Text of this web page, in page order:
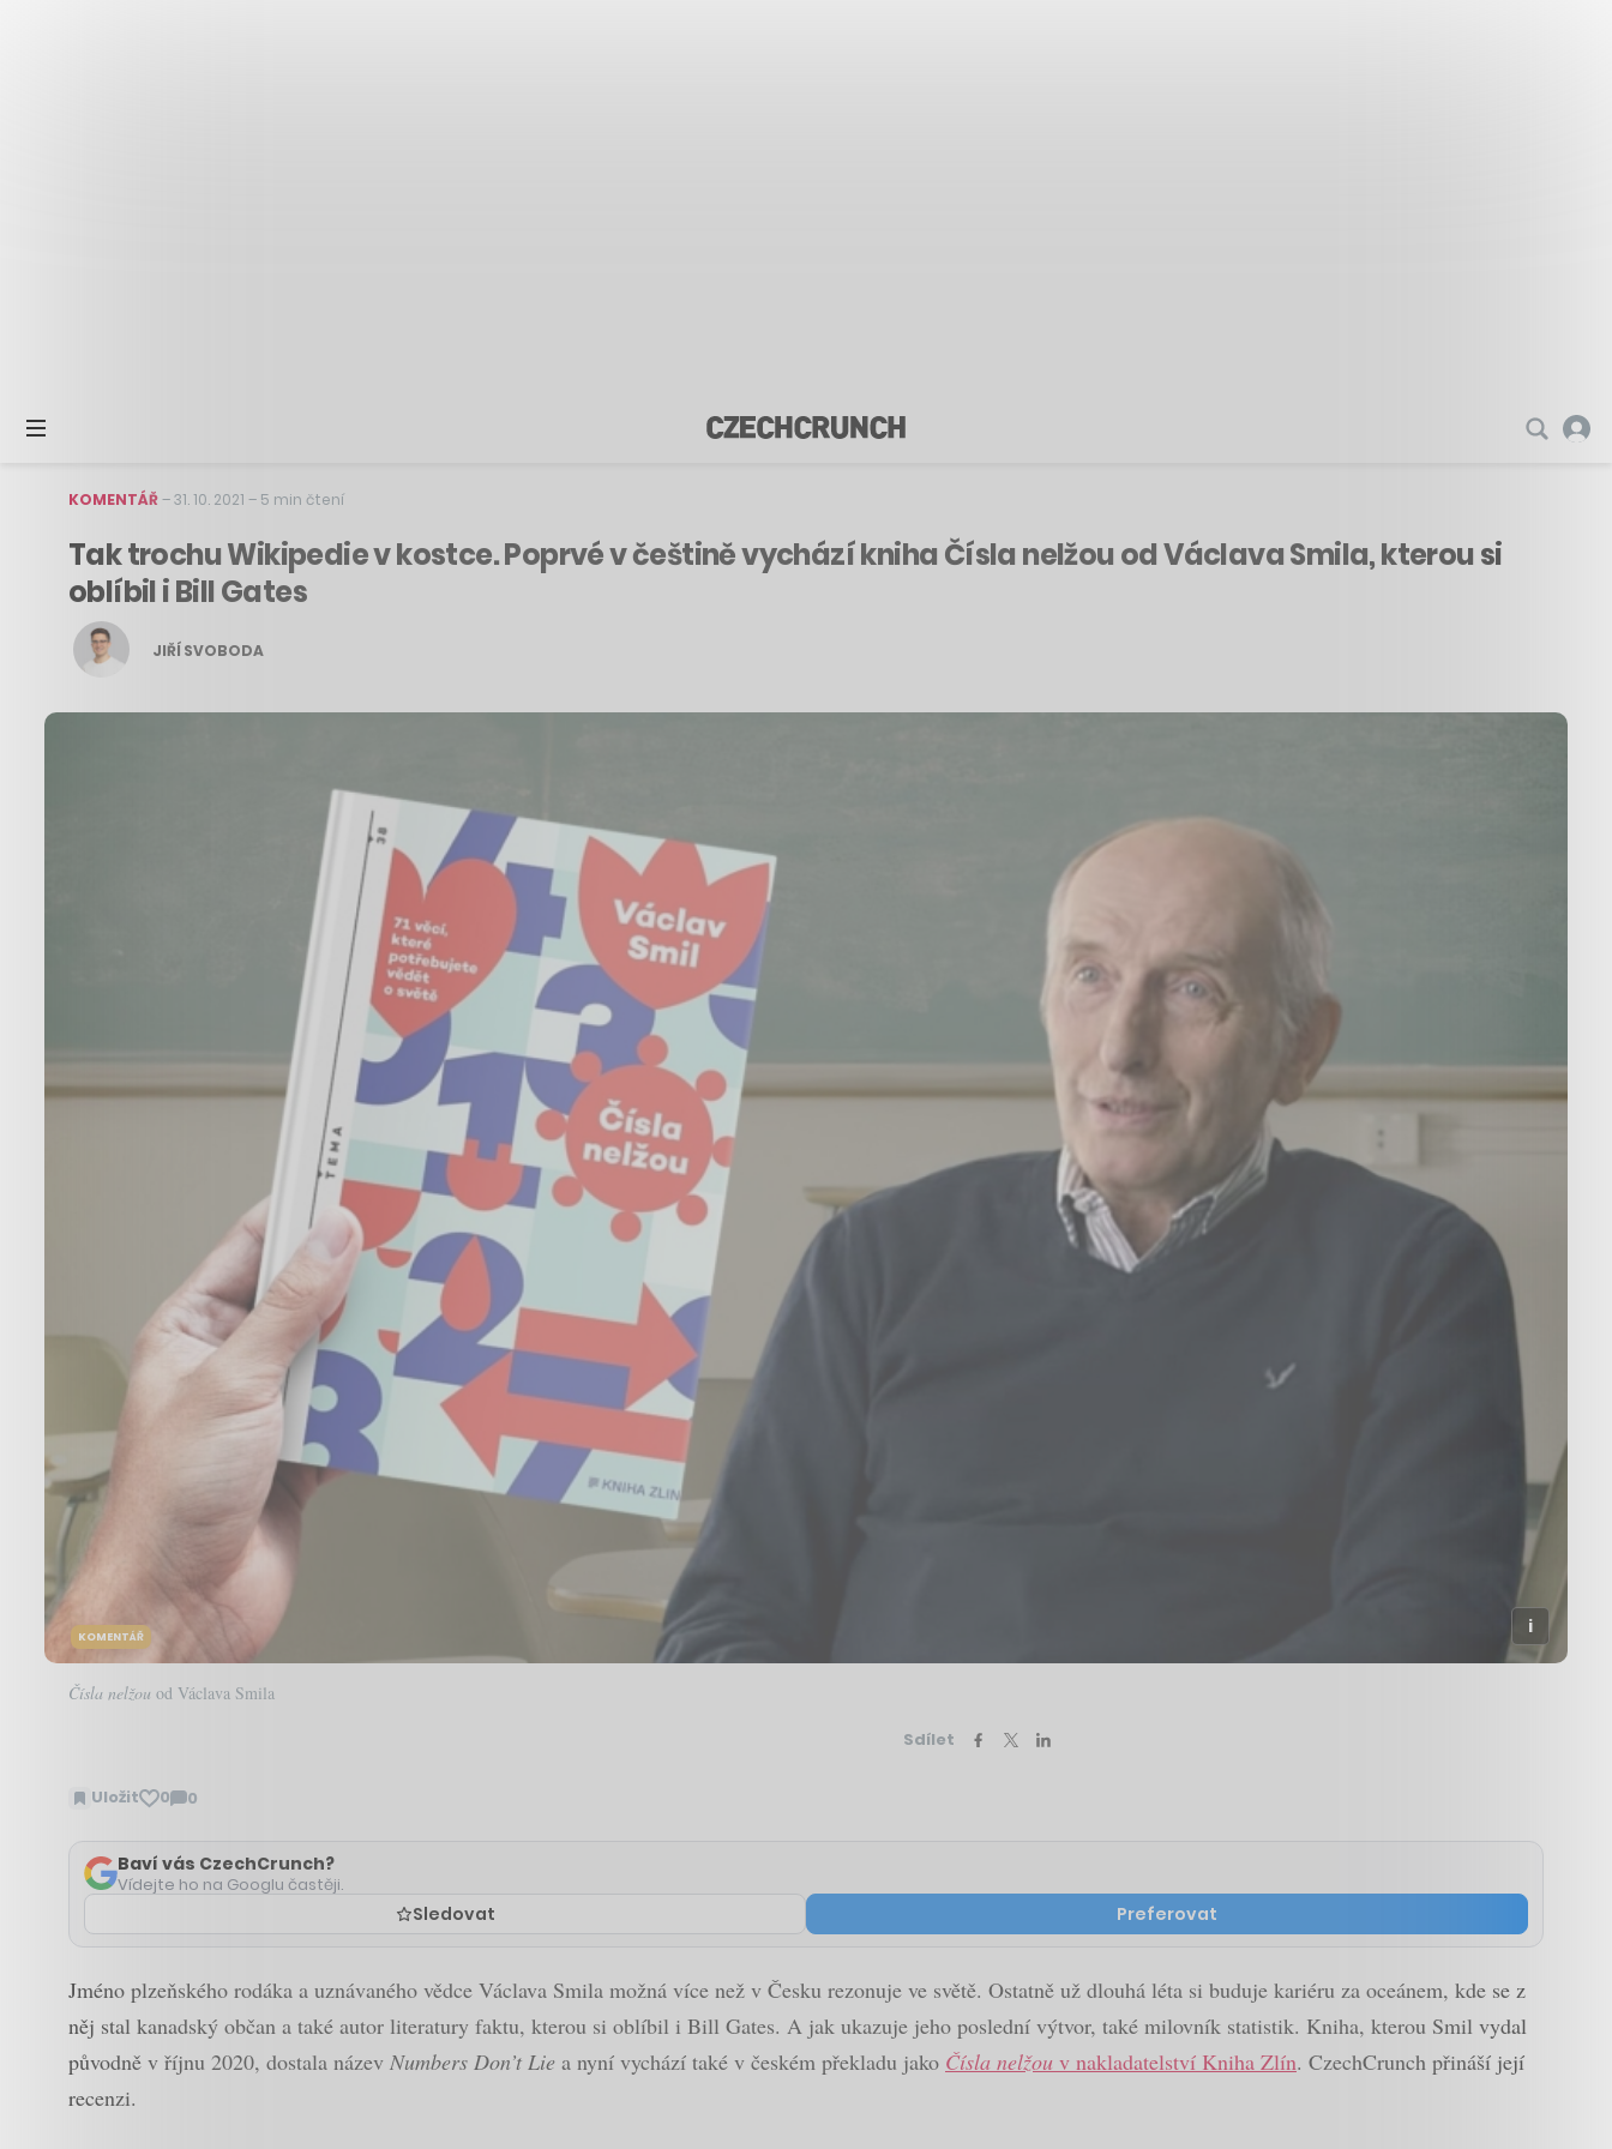
KOMENTÁŘ–31. 10. 2021 – 5 min čtení
Tak trochu Wikipedie v kostce. Poprvé v češtině vychází kniha Čísla nelžou od Václava Smila, kterou si
oblíbil i Bill Gates
JIŘÍ SVOBODA
KOMENTÁŘ
Čísla nelžou od Václava Smila
Sdílet
Uložit 0 0
Zobrazit
Baví vás CzechCrunch?
Vídejte ho na Googlu častěji.
Sledovat Preferovat
Jméno plzeňského rodáka a uznávaného vědce Václava Smila možná více než v Česku rezonuje ve světě. Ostatně už dlouhá léta si buduje kariéru za oceánem, kde se z
něj stal kanadský občan a také autor literatury faktu, kterou si oblíbil i Bill Gates. A jak ukazuje jeho poslední výtvor, také milovník statistik. Kniha, kterou Smil vydal
původně v říjnu 2020, dostala název Numbers Don’t Lie a nyní vychází také v českém překladu jako Čísla nelžou v nakladatelství Kniha Zlín. CzechCrunch přináší její
recenzi.